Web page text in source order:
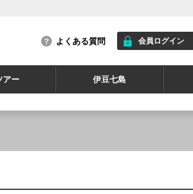
よくある質問 会員ログイン
アー 伊豆七島